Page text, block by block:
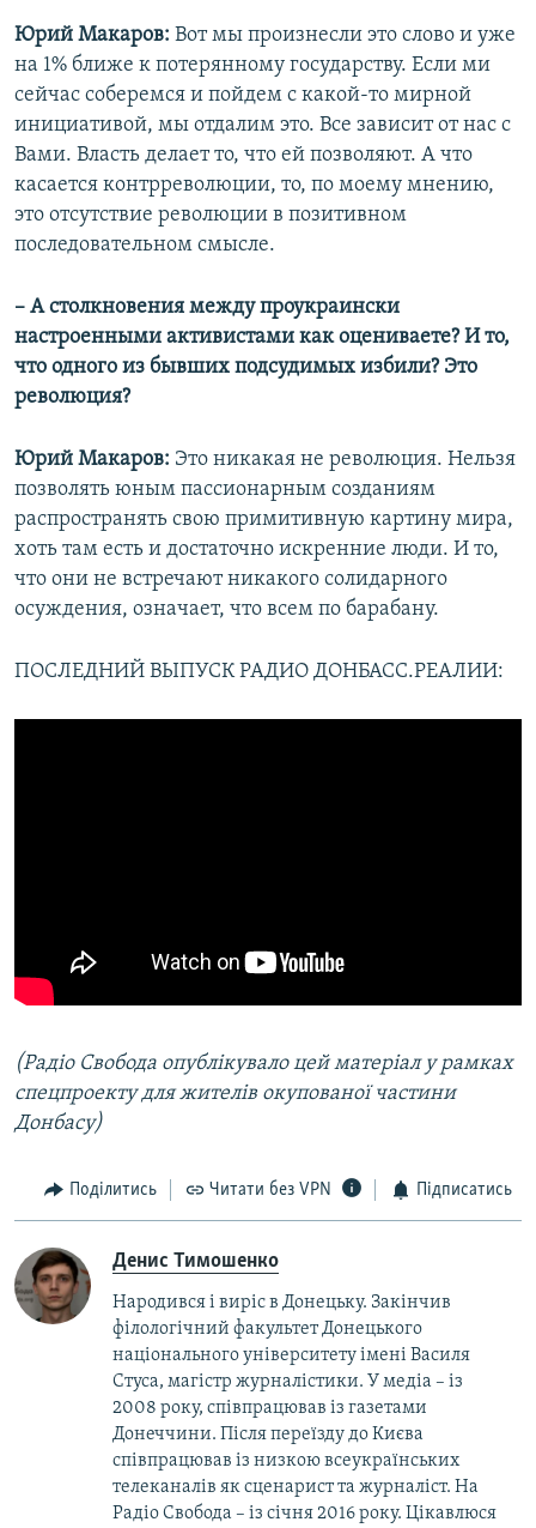
Юрий Макаров: Вот мы произнесли это слово и уже
на 1% ближе к потерянному государству. Если ми
сейчас соберемся и пойдем с какой-то мирной
инициативой, мы отдалим это. Все зависит от нас с
Вами. Власть делает то, что ей позволяют. А что
касается контрреволюции, то, по моему мнению,
это отсутствие революции в позитивном
последовательном смысле.
– А столкновения между проукраински
настроенными активистами как оцениваете? И то,
что одного из бывших подсудимых избили? Это
революция?
Юрий Макаров: Это никакая не революция. Нельзя
позволять юным пассионарным созданиям
распространять свою примитивную картину мира,
хоть там есть и достаточно искренние люди. И то,
что они не встречают никакого солидарного
осуждения, означает, что всем по барабану.
ПОСЛЕДНИЙ ВЫПУСК РАДИО ДОНБАСС.РЕАЛИИ:
​(Радіо Свобода опублікувало цей матеріал у рамках
спецпроекту для жителів окупованої частини
Донбасу)
Поділитись Читати без VPN Підписатись
Денис Тимошенко
Народився і виріс в Донецьку. Закінчив
філологічний факультет Донецького
національного університету імені Василя
Стуса, магістр журналістики. У медіа – із
2008 року, співпрацював із газетами
Донеччини. Після переїзду до Києва
співпрацював із низкою всеукраїнських
телеканалів як сценарист та журналіст. На
Радіо Свобода – із січня 2016 року. Цікавлюся